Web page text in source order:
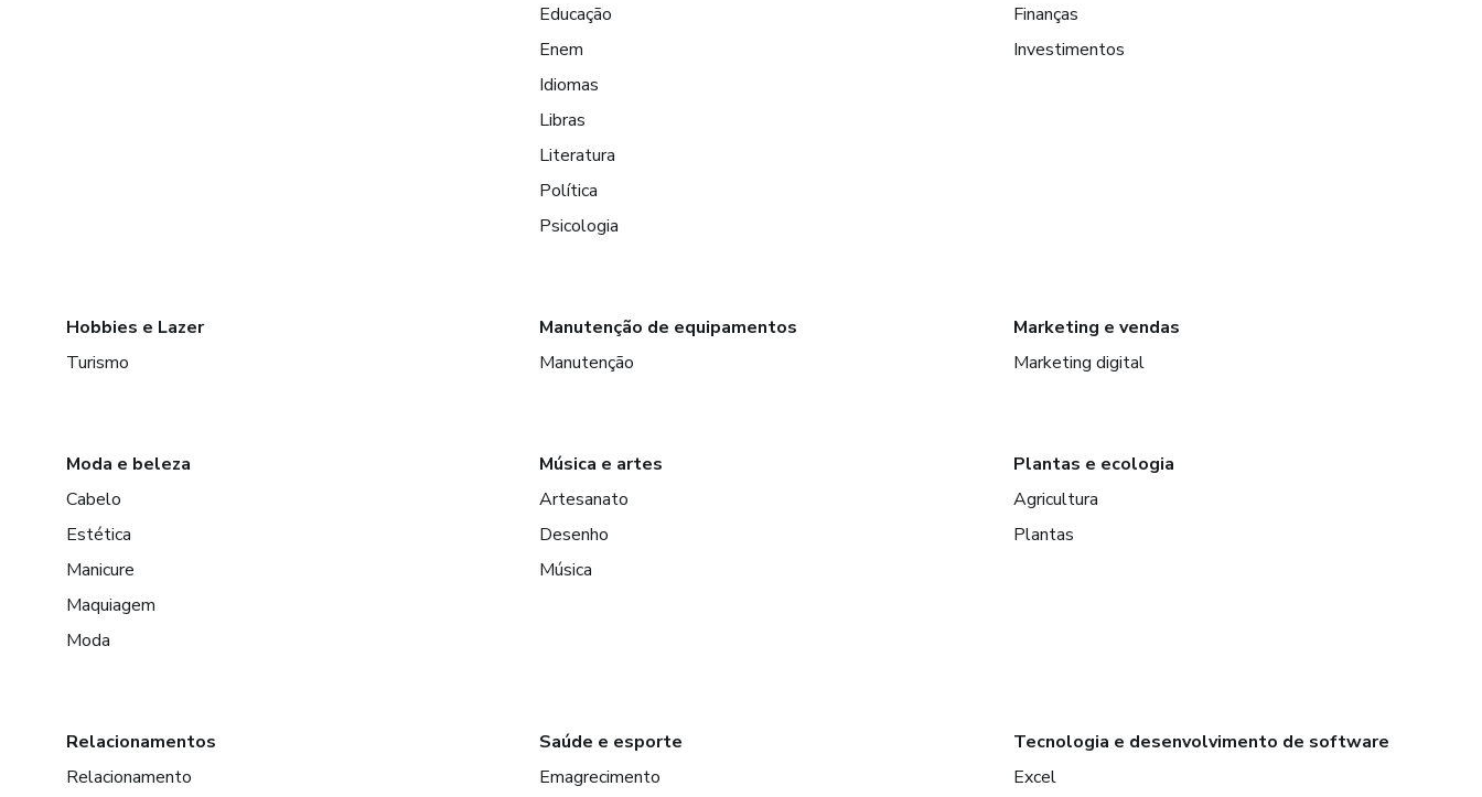
Educação
Enem
Idiomas
Libras
Literatura
Política
Psicologia
Finanças
Investimentos
Hobbies e Lazer
Turismo
Manutenção de equipamentos
Manutenção
Marketing e vendas
Marketing digital
Moda e beleza
Cabelo
Estética
Manicure
Maquiagem
Moda
Música e artes
Artesanato
Desenho
Música
Plantas e ecologia
Agricultura
Plantas
Relacionamentos
Relacionamento
Saúde e esporte
Emagrecimento
Tecnologia e desenvolvimento de software
Excel